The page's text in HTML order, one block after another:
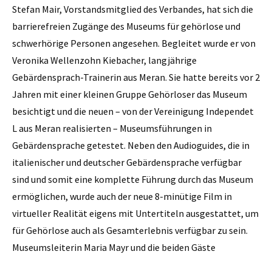
Stefan Mair, Vorstandsmitglied des Verbandes, hat sich die
barrierefreien Zugänge des Museums für gehörlose und
schwerhörige Personen angesehen. Begleitet wurde er von
Veronika Wellenzohn Kiebacher, langjährige
Gebärdensprach-Trainerin aus Meran. Sie hatte bereits vor 2
Jahren mit einer kleinen Gruppe Gehörloser das Museum
besichtigt und die neuen – von der Vereinigung Independet
L aus Meran realisierten – Museumsführungen in
Gebärdensprache getestet. Neben den Audioguides, die in
italienischer und deutscher Gebärdensprache verfügbar
sind und somit eine komplette Führung durch das Museum
ermöglichen, wurde auch der neue 8-minütige Film in
virtueller Realität eigens mit Untertiteln ausgestattet, um
für Gehörlose auch als Gesamterlebnis verfügbar zu sein.
Museumsleiterin Maria Mayr und die beiden Gäste